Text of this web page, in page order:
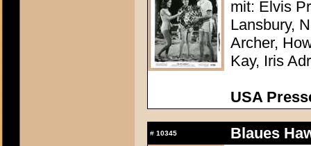
mit: Elvis
Lansbury,
Archer,
Kay, Iris
USA
# 10345
Blaues